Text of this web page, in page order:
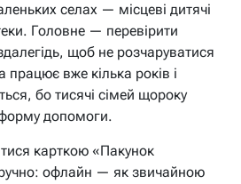
селах — місцеві дитячі
Головне — перевірити
щоб не розчаруватися
вже кілька років і
бо тисячі сімей щороку
допомоги.
карткою «Пакунок
офлайн — як звичайною